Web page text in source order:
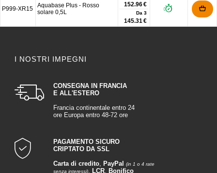
P999-XR15
Aquabase Plus - Rosso
solare 0,5L
152.96 €
Da 3
145.31 €
I NOSTRI IMPEGNI
CONSEGNA IN FRANCIA
E ALL'ESTERO
Francia continentale entro 24
ore Europa entro 48-72 ore
PAGAMENTO SICURO
CRIPTATO DA SSL
Carta di credito, PayPal
(in 1 o 4 rate
senza interessi), LCR, Bonifico